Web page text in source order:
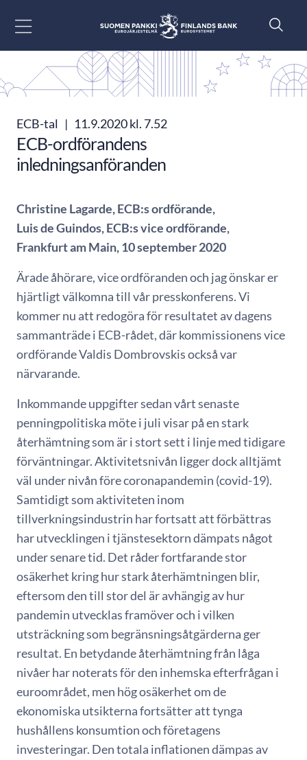
ECB-tal | 11.9.2020 kl. 7.52
ECB-ordförandens
inledningsanföranden
Christine Lagarde, ECB:s ordförande,
Luis de Guindos, ECB:s vice ordförande,
Frankfurt am Main, 10 september 2020
Ärade åhörare, vice ordföranden och jag önskar er
hjärtligt välkomna till vår presskonferens. Vi
kommer nu att redogöra för resultatet av dagens
sammanträde i ECB-rådet, där kommissionens vice
ordförande Valdis Dombrovskis också var
närvarande.
Inkommande uppgifter sedan vårt senaste
penningpolitiska möte i juli visar på en stark
återhämtning som är i stort sett i linje med tidigare
förväntningar. Aktivitetsnivån ligger dock alltjämt
väl under nivån före coronapandemin (covid-19).
Samtidigt som aktiviteten inom
tillverkningsindustrin har fortsatt att förbättras
har utvecklingen i tjänstesektorn dämpats något
under senare tid. Det råder fortfarande stor
osäkerhet kring hur stark återhämtningen blir,
eftersom den till stor del är avhängig av hur
pandemin utvecklas framöver och i vilken
utsträckning som begränsningsåtgärderna ger
resultat. En betydande återhämtning från låga
nivåer har noterats för den inhemska efterfrågan i
euroområdet, men hög osäkerhet om de
ekonomiska utsikterna fortsätter att tynga
hushållens konsumtion och företagens
investeringar. Den totala inflationen dämpas av